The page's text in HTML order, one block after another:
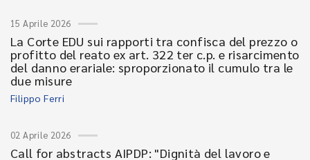
15 Aprile 2026
La Corte EDU sui rapporti tra confisca del prezzo o
profitto del reato ex art. 322 ter c.p. e risarcimento
del danno erariale: sproporzionato il cumulo tra le
due misure
Filippo Ferri
02 Aprile 2026
Call for abstracts AIPDP: "Dignità del lavoro e